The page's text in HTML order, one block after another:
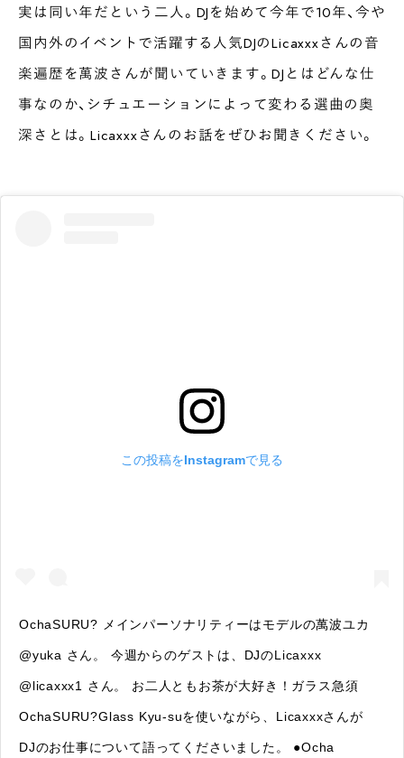
実は同い年だという二人。DJを始めて今年で10年、今や
国内外のイベントで活躍する人気DJのLicaxxxさんの音
楽遍歴を萬波さんが聞いていきます。DJとはどんな仕
事なのか、シチュエーションによって変わる選曲の奥
深さとは。Licaxxxさんのお話をぜひお聞きください。
この投稿をInstagramで見る
OchaSURU? メインパーソナリティーはモデルの萬波ユカ
@yuka さん。 今週からのゲストは、DJのLicaxxx
@licaxxx1 さん。 お二人ともお茶が大好き！ガラス急須
OchaSURU?Glass Kyu-suを使いながら、Licaxxxさんが
DJのお仕事について語ってくださいました。 ●Ocha